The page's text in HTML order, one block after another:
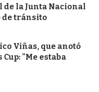
la Junta Nacional
de tránsito
Viñas, que anotó
Cup: "Me estaba